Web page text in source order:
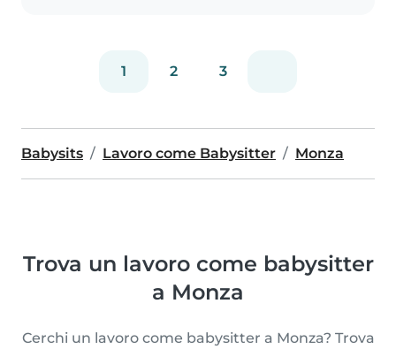
1 2 3
Babysits Lavoro come Babysitter Monza
Trova un lavoro come babysitter
a Monza
Cerchi un lavoro come babysitter a Monza? Trova